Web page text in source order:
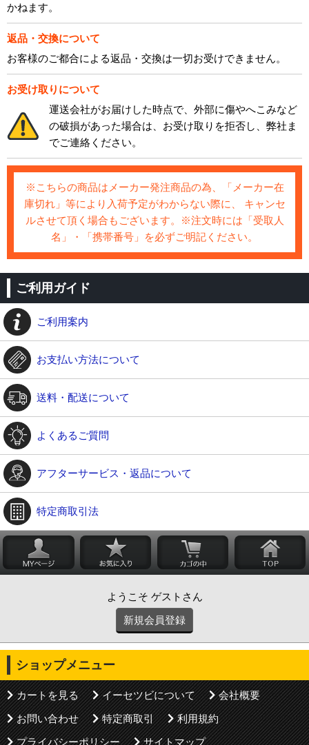
かねます。
返品・交換について
お客様のご都合による返品・交換は一切お受けできません。
お受け取りについて
運送会社がお届けした時点で、外部に傷やへこみなど
の破損があった場合は、お受け取りを拒否し、弊社ま
でご連絡ください。
※こちらの商品はメーカー発注商品の為、「メーカー在
庫切れ」等により入荷予定がわからない際に、 キャンセ
ルさせて頂く場合もございます。※注文時には「受取人
名」・「携帯番号」を必ずご明記ください。
ご利用ガイド
ご利用案内
お支払い方法について
送料・配送について
よくあるご質問
アフターサービス・返品について
特定商取引法
ようこそ ゲストさん
新規会員登録
ショップメニュー
カートを見る イーセツビについて
会社概要
お問い合わせ
特定商取引
利用規約
プライバシーポリシー
サイトマップ